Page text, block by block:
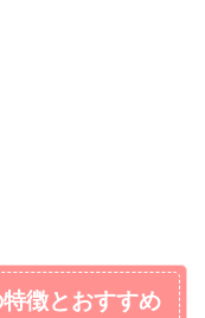
徴とおすすめ